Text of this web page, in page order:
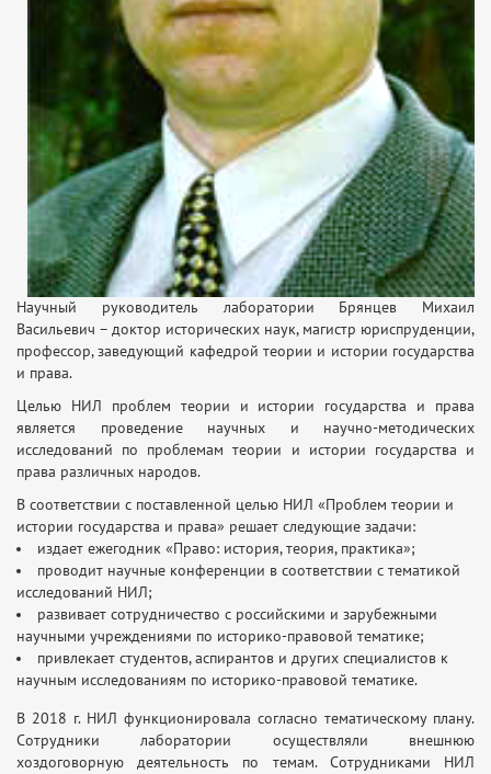
Научный руководитель лаборатории Брянцев Михаил
Васильевич – доктор исторических наук, магистр юриспруденции,
профессор, заведующий кафедрой теории и истории государства
и права.
Целью НИЛ проблем теории и истории государства и права
является проведение научных и научно-методических
исследований по проблемам теории и истории государства и
права различных народов.
В соответствии с поставленной целью НИЛ «Проблем теории и
истории государства и права» решает следующие задачи:
издает ежегодник «Право: история, теория, практика»;
проводит научные конференции в соответствии с тематикой
исследований НИЛ;
развивает сотрудничество с российскими и зарубежными
научными учреждениями по историко-правовой тематике;
привлекает студентов, аспирантов и других специалистов к
научным исследованиям по историко-правовой тематике.
В 2018 г. НИЛ функционировала согласно тематическому плану.
Сотрудники лаборатории осуществляли внешнюю
хоздоговорную деятельность по темам. Сотрудниками НИЛ